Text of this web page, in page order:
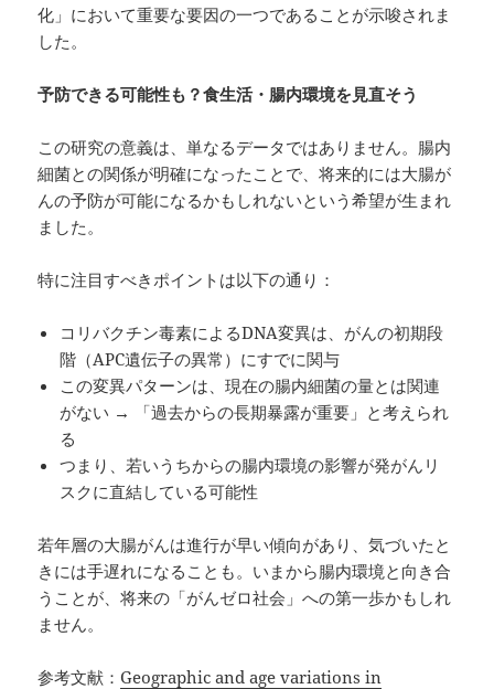
化」において重要な要因の一つであることが示唆されま
した。
予防できる可能性も？食生活・腸内環境を見直そう
この研究の意義は、単なるデータではありません。腸内
細菌との関係が明確になったことで、将来的には大腸が
んの予防が可能になるかもしれないという希望が生まれ
ました。
特に注目すべきポイントは以下の通り：
コリバクチン毒素によるDNA変異は、がんの初期段
階（APC遺伝子の異常）にすでに関与
この変異パターンは、現在の腸内細菌の量とは関連
がない → 「過去からの長期暴露が重要」と考えられ
る
つまり、若いうちからの腸内環境の影響が発がんリ
スクに直結している可能性
若年層の大腸がんは進行が早い傾向があり、気づいたと
きには手遅れになることも。いまから腸内環境と向き合
うことが、将来の「がんゼロ社会」への第一歩かもしれ
ません。
参考文献：Geographic and age variations in